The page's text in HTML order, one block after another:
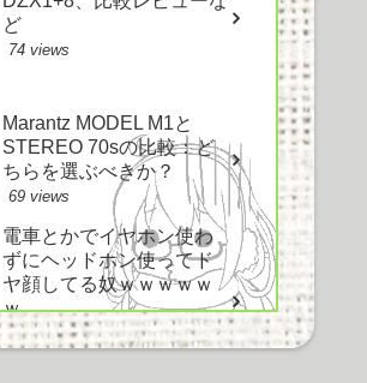
ど
74 views
Marantz MODEL M1と
STEREO 70sの比較：ど
ちらを選ぶべきか？
69 views
電車とかでイヤホン使わ
ずにヘッドホン使ってド
ヤ顔してる奴ｗｗｗｗｗ
ｗ
66 views